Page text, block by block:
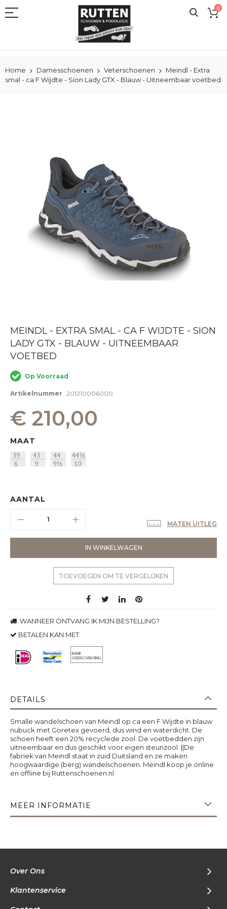
naar
0
Home Damesschoenen Veterschoenen
Meindl - Extra
smal - ca F Wijdte - Sion Lady GTX - Blauw - Uitneembaar voetbed
afbeeldingen-
Ga
het
begin
de
afbeeldingen-
gallerij
MEINDL - EXTRA SMAL - CA F WIJDTE - SION
LADY GTX - BLAUW - UITNEEMBAAR
VOETBED
Op Voorraad
Artikelnummer 201210006000
€ 210,00
MAAT
AANTAL
IN WINKELWAGEN
MATEN UITLEG
TOEVOEGEN OM TE VERGELIJKEN
WANNEER ONTVANG IK MIJN BESTELLING?
BETALEN KAN MET:
DETAILS
Smalle wandelschoen van Meindl op ca een F Wijdte in blauw
nubuck met Goretex gevoerd, dus wind en waterdicht. De
schoen heeft een 20% recyclede zool. De voetbedden zijn
uitneembaar en dus geschikt voor eigen steunzool. ||De
fabriek van Meindl staat in zuid Duitsland en ze maken
hoogwaardige (berg) wandelschoenen. Meindl koop je online
en offline bij Ruttenschoenen.nl
MEER INFORMATIE
Over Ons
Klantenservice